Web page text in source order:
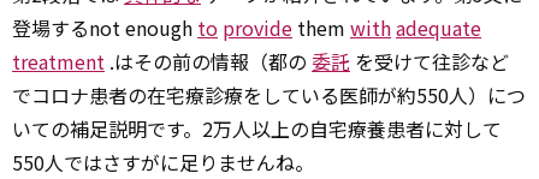
登場するnot enough to provide them withadequate
treatment .はその前の情報（都の 委託 を受けて往診など
でコロナ患者の在宅療診療をしている医師が約550人）につ
いての補足説明です。2万人以上の自宅療養患者に対して
550人ではさすがに足りませんね。